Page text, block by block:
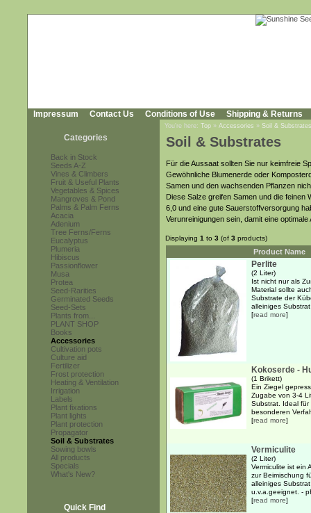
Impressum Contact Us Conditions of Use Shipping & Returns
Categories
Back in Stock
Seeds A-Z
Vines & Climbers
Fruit & Useful Plants
Vegetables & Spices
Mangroves & Pond
Palms & Palm Ferns
Acacia
Adenium
Tree Ferns/Ferns
Eucalyptus
Plumeria
Hibiscus
Passionflower
Musa
Protea
Seed-Rarities
Germinated Seeds
Seed-Sets
Plants from...
PLANT SHOP
Books
Accessories
Cultivation pots
Culture aid
Fertilizer
Frost protection
Heating & Ventilation
Irrigation
Labels
Plant fixations
Plant lights
Plant protection
Propagator
Soil & Substrates
Sowing bowls
All products
Specials
What's New?
Quick Find
You're here: Top » Accessories » Soil & Substrates
Soil & Substrates
Für die Aussaat sollten Sie nur keimfreie
Gewöhnliche Blumenerde oder
Samen und den wachsenden Pflanzen
Diese Salze greifen Samen und die
6,0 und eine gute Sauerstoffversorgung
Verunreinigungen sein, damit eine optimale
Displaying 1 to 3 (of 3 products)
Product Name
Perlite
(2 Liter)
Ist nicht nur als
Material sollte
Substrate der
alleiniges
[read more]
Kokoserde -
(1 Brikett)
Ein Ziegel
Zugabe von 3-4
Substrat. Ideal für
besonderen
[read more]
Vermiculite
(2 Liter)
Vermiculite ist ein
zur Beimischung
alleiniges
u.v.a.geeignet. -
[read more]